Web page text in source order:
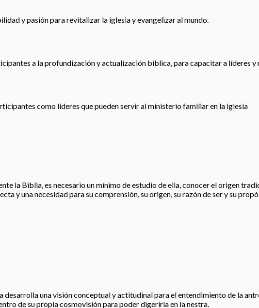
y pasión para revitalizar la iglesia y evangelizar al mundo.
a la profundización y actualización bíblica, para capacitar a líderes y
como líderes que pueden servir al ministerio familiar en la iglesia
la Biblia, es necesario un mínimo de estudio de ella, conocer el origen
y una necesidad para su comprensión, su origen, su razón de ser y su
una visión conceptual y actitudinal para el entendimiento de la
de su propia cosmovisión para poder digerirla en la nestra.